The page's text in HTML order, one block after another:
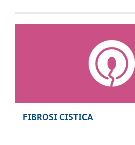
FIBROSI CISTICA